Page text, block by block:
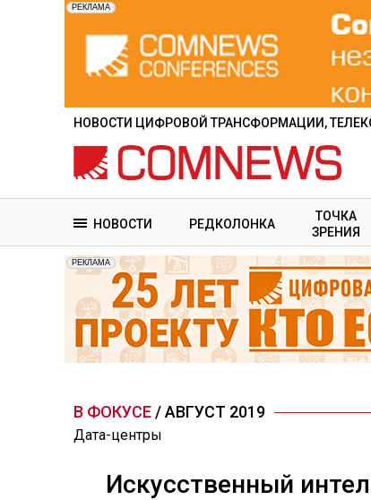
содержанию
НОВОСТИ ЦИФРОВОЙ ТРАНСФОРМАЦИИ,
НОВОСТИ РЕДКОЛОНКА
ТОЧКА
ЗРЕНИЯ
В ФОКУСЕ / АВГУСТ 2019
Дата-центры
Искусственный